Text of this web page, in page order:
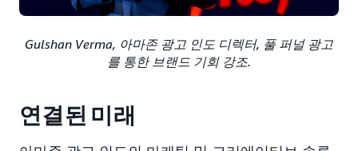
Gulshan Verma, 아마존 광고 인도 디렉터, 풀 퍼널 광고
를 통한 브랜드 기회 강조.
연결된 미래